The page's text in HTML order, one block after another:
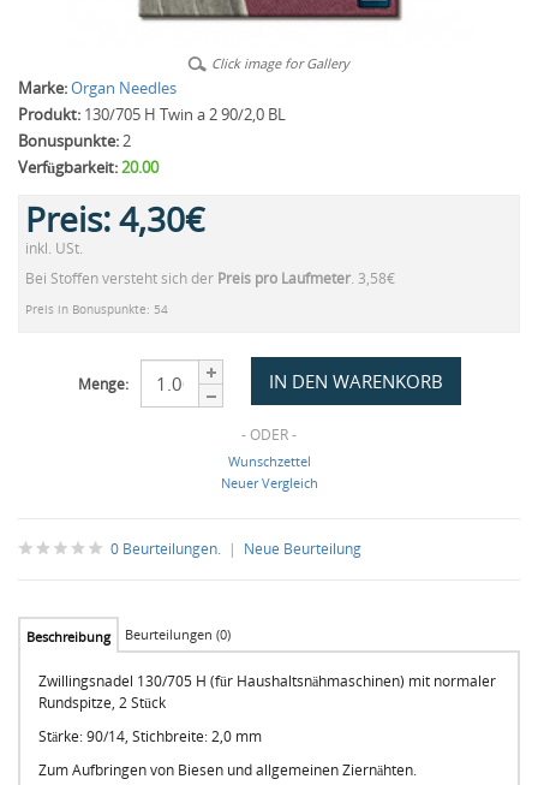
Click image for Gallery
Marke:Organ Needles
Produkt: 130/705 H Twin a 2 90/2,0 BL
Bonuspunkte:2
Verfügbarkeit:20.00
Preis:4,30€
inkl. USt.
Bei Stoffen versteht sich der Preis pro Laufmeter. 3,58€
Preis in Bonuspunkte: 54
Menge:
- ODER -
Wunschzettel
Neuer Vergleich
0 Beurteilungen. | Neue Beurteilung
Beschreibung Beurteilungen (0)
Zwillingsnadel 130/705 H (für Haushaltsnähmaschinen) mit normaler
Rundspitze, 2 Stück
Stärke: 90/14, Stichbreite: 2,0 mm
Zum Aufbringen von Biesen und allgemeinen Ziernähten.